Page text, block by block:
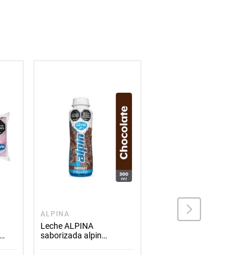
ALPINA
Leche ALPINA
saborizada alpin
ALQUERÍA